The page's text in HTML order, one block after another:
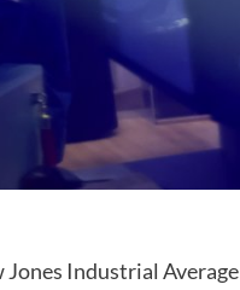
Industrial Average